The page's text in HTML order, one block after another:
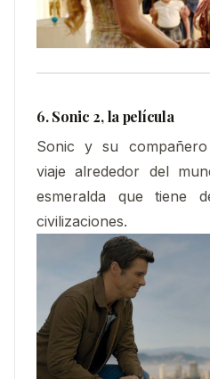
6. Sonic 2, la película
Sonic y su
viaje alrededor del
esmeralda que tiene
civilizaciones.